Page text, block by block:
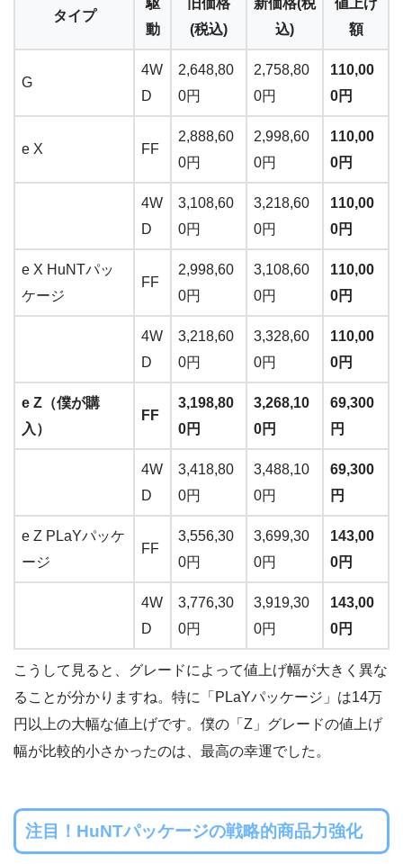
タイプ
駆
動
旧価格
(税込)
新価格(税
込)
値上げ
額
G
4W
D
2,648,80
0円
2,758,80
0円
110,00
0円
e X FF
2,888,60
0円
2,998,60
0円
110,00
0円
4W
D
3,108,60
0円
3,218,60
0円
110,00
0円
e X HuNTパッ
ケージ
FF
2,998,60
0円
3,108,60
0円
110,00
0円
4W
D
3,218,60
0円
3,328,60
0円
110,00
0円
e Z（僕が購
入）
FF
3,198,80
0円
3,268,10
0円
69,300
円
4W
D
3,418,80
0円
3,488,10
0円
69,300
円
e Z PLaYパッケ
ージ
FF
3,556,30
0円
3,699,30
0円
143,00
0円
4W
D
3,776,30
0円
3,919,30
0円
143,00
0円
こうして見ると、グレードによって値上げ幅が大きく異な
ることが分かりますね。特に「PLaYパッケージ」は14万
円以上の大幅な値上げです。僕の「Z」グレードの値上げ
幅が比較的小さかったのは、最高の幸運でした。
注目！HuNTパッケージの戦略的商品力強化